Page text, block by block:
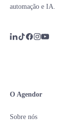
automação e IA.
O Agendor
Sobre nós